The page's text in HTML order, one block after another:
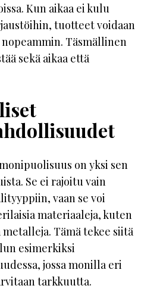
Kun aikaa ei kulu
tuotteet voidaan
Täsmällinen
sekä aikaa että
on yksi sen
Se ei rajoitu vain
vaan se voi
materiaaleja, kuten
Tämä tekee siitä
esimerkiksi
jossa monilla eri
tarkkuutta.